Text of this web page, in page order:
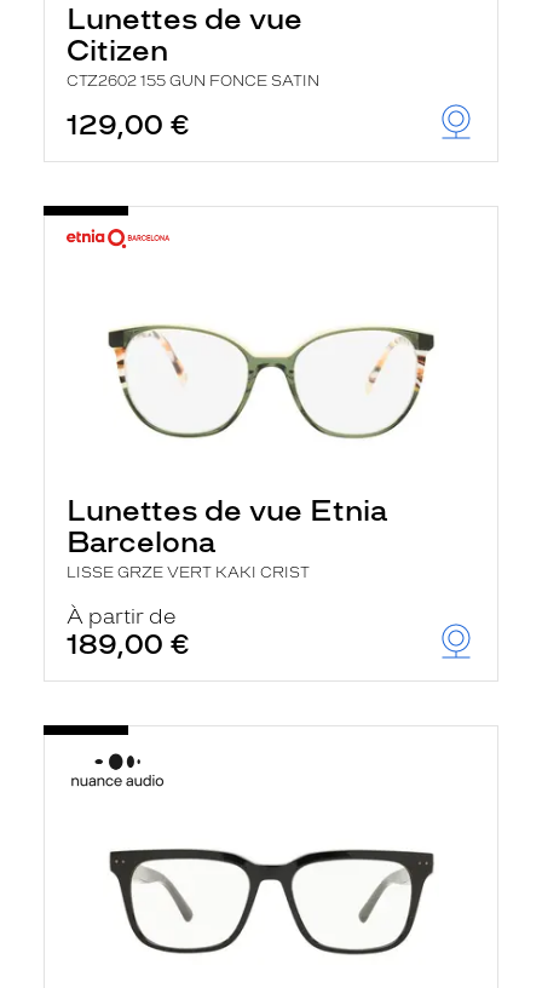
Lunettes de vue
Citizen
CTZ2602 155 GUN FONCE SATIN
129,00 €
Lunettes de vue Etnia
Barcelona
LISSE GRZE VERT KAKI CRIST
À partir de
189,00 €